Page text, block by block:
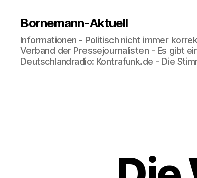
Bornemann-Aktuell
Informationen - Politisch nicht immer
Verband der Pressejournalisten - Es gibt
Deutschlandradio: Kontrafunk.de - Die